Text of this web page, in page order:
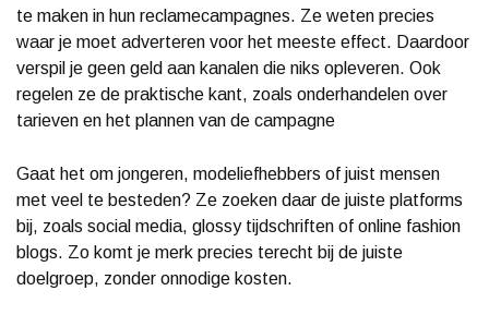
te maken in hun reclamecampagnes. Ze weten precies
waar je moet adverteren voor het meeste effect. Daardoor
verspil je geen geld aan kanalen die niks opleveren. Ook
regelen ze de praktische kant, zoals onderhandelen over
tarieven en het plannen van de campagne
Gaat het om jongeren, modeliefhebbers of juist mensen
met veel te besteden? Ze zoeken daar de juiste platforms
bij, zoals social media, glossy tijdschriften of online fashion
blogs. Zo komt je merk precies terecht bij de juiste
doelgroep, zonder onnodige kosten.